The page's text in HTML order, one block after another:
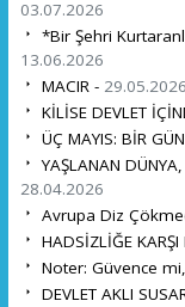
03.07.2026
*Bir Şehri
13.06.2026
MACIR - 29.05.2026
KİLİSE DEVLET
ÜÇ MAYIS: BİR
YAŞLANAN
28.04.2026
Avrupa Diz
HADSİZLİĞE KARŞI
Noter: Güvence
DEVLET AKLI